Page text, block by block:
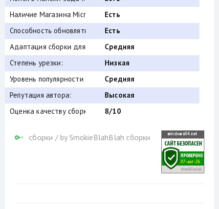
Наличие Магазина Microsoft Store:
Есть
Способность обновляться (по Windows Update) :
Есть
Адаптация сборки для игр:
Средняя
Степень урезки:
Низкая
Уровень популярности по скачиваниям:
Средняя
Репутация автора:
Высокая
Оценка качеству сборки (от windows64.net):
8/10
сборки / by SmokieBlahBlah сборки